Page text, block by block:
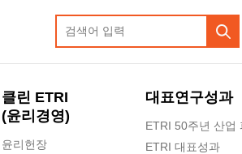
클린 ETRI
(윤리경영)
윤리헌장
대표연구성과
ETRI 50주년 산업
ETRI 대표성과